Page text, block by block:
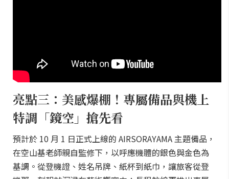
亮點三：美感爆棚！專屬備品與機上
特調「鏡空」搶先看
預計於 10 月 1 日正式上線的 AIRSORAYAMA 主題備品，
在空山基老師親自監修下，以呼應機體的銀色與金色為
基調。從登機證、姓名吊牌、紙杯到紙巾，讓旅客從登